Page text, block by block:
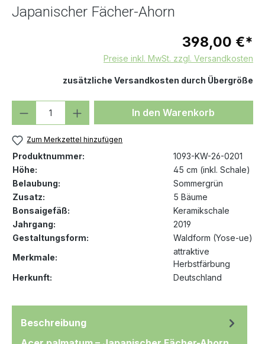
Japanischer Fächer-Ahorn
398,00 €*
Preise inkl. MwSt. zzgl. Versandkosten
zusätzliche Versandkosten durch Übergröße
Produkt Anzahl: Gib denIn den Warenkorb
Zum Merkzettel hinzufügen
Produktnummer:
1093-KW-26-0201
Höhe:
45 cm (inkl. Schale)
Belaubung:
Sommergrün
Zusatz:
5 Bäume
Bonsaigefäß:
Keramikschale
Jahrgang:
2019
Gestaltungsform:
Waldform (Yose-ue)
Merkmale:
attraktive
Herbstfärbung
Herkunft:
Deutschland
Beschreibung